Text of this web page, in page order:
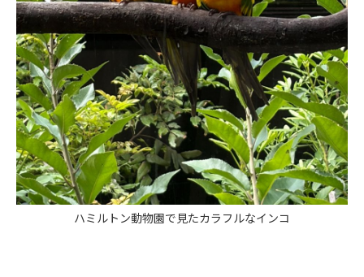
ハミルトン動物園で見たカラフルなインコ